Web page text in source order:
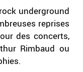
underground
reprises
des concerts,
Rimbaud ou